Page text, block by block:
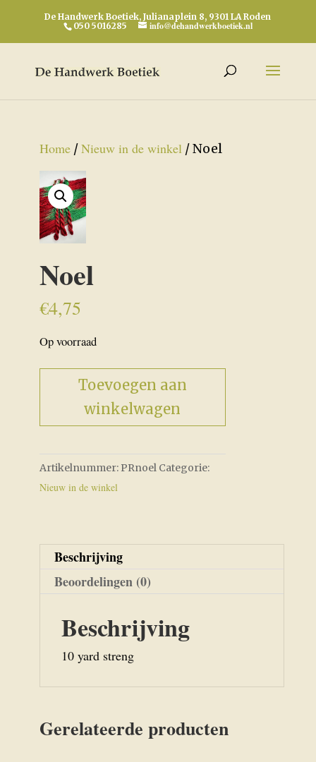
De Handwerk Boetiek, Julianaplein 8, 9301 LA Roden
050 5016285
info@dehandwerkboetiek.nl
Home/Nieuw in de winkel/ Noel
Noel
€4,75
Op voorraad
Toevoegen aan
winkelwagen
Artikelnummer: PRnoel Categorie:
Nieuw in de winkel
Beschrijving
Beoordelingen (0)
Beschrijving
10 yard streng
Gerelateerde producten